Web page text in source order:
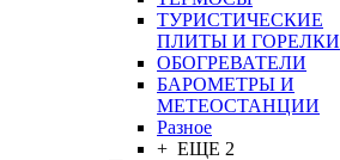
ТУРИСТИЧЕСКИЕ
ПЛИТЫ И ГОРЕЛКИ
ОБОГРЕВАТЕЛИ
БАРОМЕТРЫ И
МЕТЕОСТАНЦИИ
Разное
+ ЕЩЕ 2